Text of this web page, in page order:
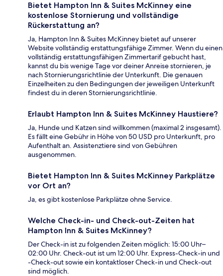
Bietet Hampton Inn & Suites McKinney eine
kostenlose Stornierung und vollständige
Rückerstattung an?
Ja, Hampton Inn & Suites McKinney bietet auf unserer
Website vollständig erstattungsfähige Zimmer. Wenn du einen
vollständig erstattungsfähigen Zimmertarif gebucht hast,
kannst du bis wenige Tage vor deiner Anreise stornieren, je
nach Stornierungsrichtlinie der Unterkunft. Die genauen
Einzelheiten zu den Bedingungen der jeweiligen Unterkunft
findest du in deren Stornierungsrichtlinie.
Erlaubt Hampton Inn & Suites McKinney Haustiere?
Ja, Hunde und Katzen sind willkommen (maximal 2 insgesamt).
Es fällt eine Gebühr in Höhe von 50 USD pro Unterkunft, pro
Aufenthalt an. Assistenztiere sind von Gebühren
ausgenommen.
Bietet Hampton Inn & Suites McKinney Parkplätze
vor Ort an?
Ja, es gibt kostenlose Parkplätze ohne Service.
Welche Check-in- und Check-out-Zeiten hat
Hampton Inn & Suites McKinney?
Der Check-in ist zu folgenden Zeiten möglich: 15:00 Uhr–
02:00 Uhr. Check-out ist um 12:00 Uhr. Express-Check-in und
-Check-out sowie ein kontaktloser Check-in und Check-out
sind möglich.